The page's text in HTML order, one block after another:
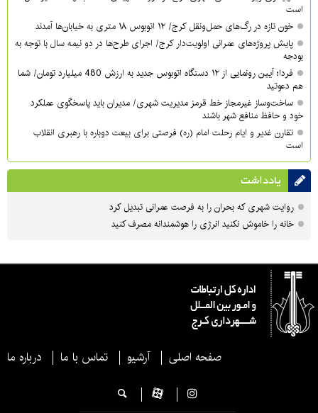
است
خون تازه در رگ‌های حمل‌ونقل کرج/ ۱۲ اتوبوس ۱۸ متری به خیابان‌ها آمدند
پایش پروژه‌های عمرانی اولویت‌دار کرج/ اجرای طرح‌ها در دو نیمه سال با توجه به
بودجه
فردا؛ آیین رونمایی از ۱۲ دستگاه اتوبوس جدید به ارزش 480 میلیارد تومان/ شما
هم دعوتید
ساخت‌وساز غیرمجاز خط قرمز مدیریت شهری‌/ مدیران باید پاسخگوی عملکرد
خود و حافظ منافع شهر باشند
تقارن غدیر و ایام رحلت امام (ره) فرصتی برای بیعت دوباره با رهبری انقلاب
است
یادداشت
روایت شهری که بحران را به فرصت عمرانی تبدیل کرد
خانه را خاموش نکنید انرژی را هوشمندانه مصرف کنید
صفحه اصلی آرشیو تماس با ما درباره ما